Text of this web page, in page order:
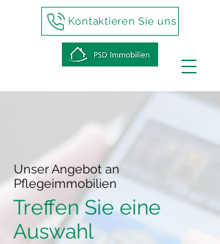
Kontaktieren Sie uns
Unser Angebot an
Pflegeimmobilien
Treffen Sie eine
Auswahl